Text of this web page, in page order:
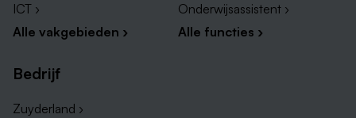
ICT ›
Alle vakgebieden ›
Onderwijsassistent ›
Alle functies ›
Bedrijf
Zuyderland ›